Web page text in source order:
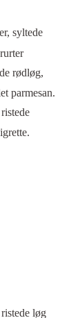
syltede
rødløg,
parmesan.
løg